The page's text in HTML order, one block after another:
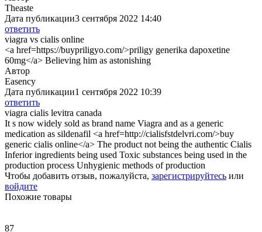
Theaste
Дата публикации3 сентября 2022 14:40
ответить
viagra vs cialis online
<a href=https://buypriligyo.com/>priligy generika dapoxetine
60mg</a> Believing him as astonishing
Автор
Easency
Дата публикации1 сентября 2022 10:39
ответить
viagra cialis levitra canada
It s now widely sold as brand name Viagra and as a generic
medication as sildenafil <a href=http://cialisfstdelvri.com/>buy
generic cialis online</a> The product not being the authentic Cialis
Inferior ingredients being used Toxic substances being used in the
production process Unhygienic methods of production
Чтобы добавить отзыв, пожалуйста, зарегистрируйтесь или
войдите
Похожие товары
87